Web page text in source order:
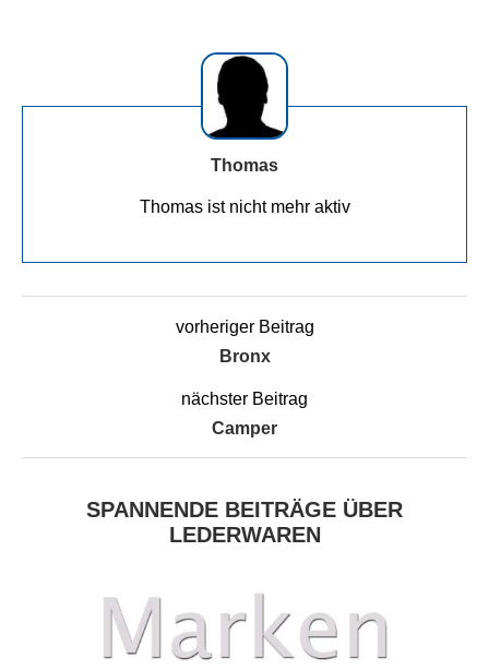
Thomas
Thomas ist nicht mehr aktiv
vorheriger Beitrag
Bronx
nächster Beitrag
Camper
SPANNENDE BEITRÄGE ÜBER
LEDERWAREN